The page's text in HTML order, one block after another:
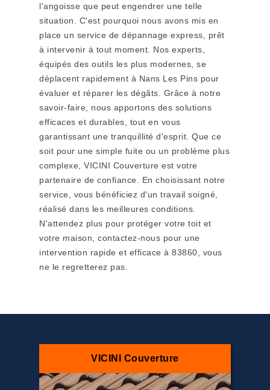
l'angoisse que peut engendrer une telle
situation. C'est pourquoi nous avons mis en
place un service de dépannage express, prêt
à intervenir à tout moment. Nos experts,
équipés des outils les plus modernes, se
déplacent rapidement à Nans Les Pins pour
évaluer et réparer les dégâts. Grâce à notre
savoir-faire, nous apportons des solutions
efficaces et durables, tout en vous
garantissant une tranquillité d'esprit. Que ce
soit pour une simple fuite ou un problème plus
complexe, VICINI Couverture est votre
partenaire de confiance. En choisissant notre
service, vous bénéficiez d'un travail soigné,
réalisé dans les meilleures conditions.
N'attendez plus pour protéger votre toit et
votre maison, contactez-nous pour une
intervention rapide et efficace à 83860, vous
ne le regretterez pas.
VICINI Couverture